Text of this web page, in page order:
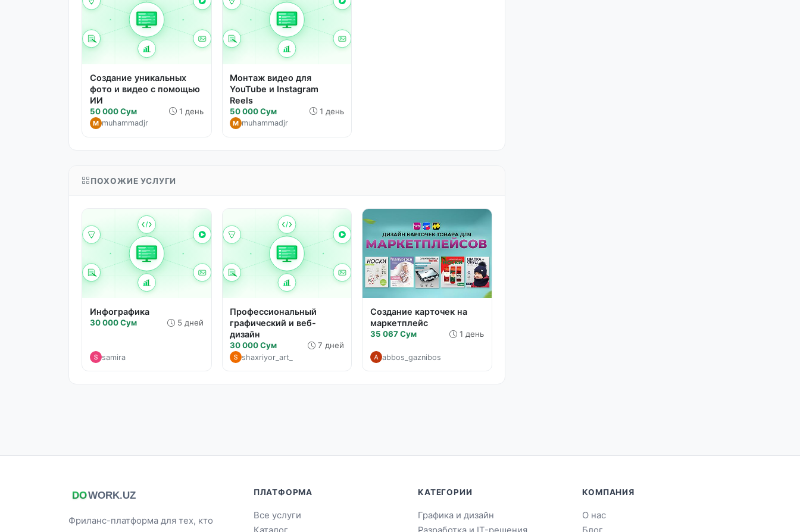
Создание уникальных
фото и видео с помощью
ИИ
50 000 Сум 1 день
M muhammadjr
Монтаж видео для
YouTube и Instagram
Reels
50 000 Сум 1 день
M muhammadjr
ПОХОЖИЕ УСЛУГИ
Инфографика
30 000 Сум 5 дней
samira
Профессиональный
графический и веб-
дизайн
30 000 Сум 7 дней
shaxriyor_art_
Создание карточек на
маркетплейс
35 067 Сум 1 день
abbos_gaznibos
Фриланс-платформа для тех, кто
ПЛАТФОРМА
Все услуги
КАТЕГОРИИ
Графика и дизайн
КОМПАНИЯ
О нас